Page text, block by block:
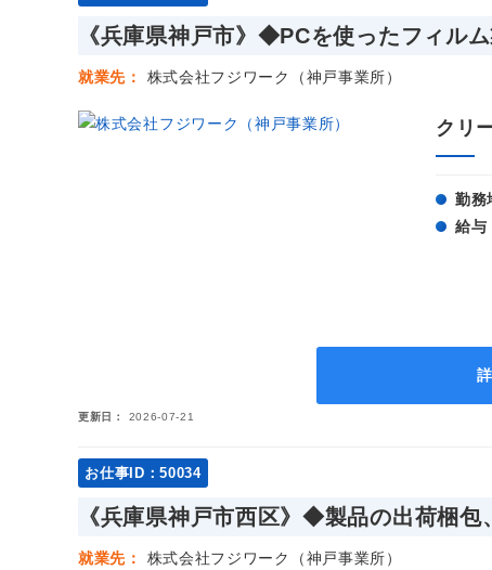
《兵庫県神戸市》◆PCを使ったフィル
就業先 株式会社フジワーク（神戸事業所）
クリ
勤務
給与
更新日 2026-07-21
お仕事ID：50034
《兵庫県神戸市西区》◆製品の出荷梱
就業先 株式会社フジワーク（神戸事業所）